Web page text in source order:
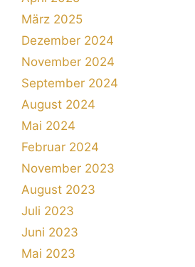
März 2025
Dezember 2024
November 2024
September 2024
August 2024
Mai 2024
Februar 2024
November 2023
August 2023
Juli 2023
Juni 2023
Mai 2023